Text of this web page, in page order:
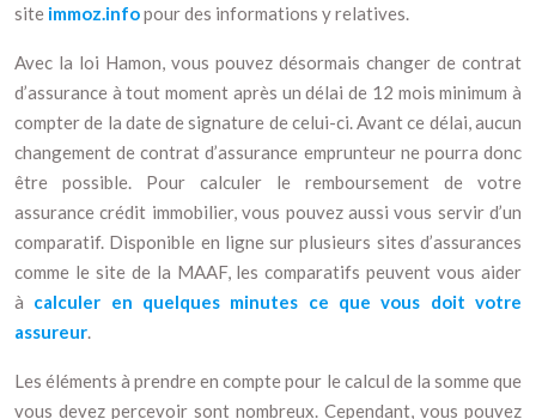
site immoz.infopour des informations y relatives.
Avec la loi Hamon, vous pouvez désormais changer de contrat
d’assurance à tout moment après un délai de 12 mois minimum à
compter de la date de signature de celui-ci. Avant ce délai, aucun
changement de contrat d’assurance emprunteur ne pourra donc
être possible. Pour calculer le remboursement de votre
assurance crédit immobilier, vous pouvez aussi vous servir d’un
comparatif. Disponible en ligne sur plusieurs sites d’assurances
comme le site de la MAAF, les comparatifs peuvent vous aider
à calculer en quelques minutes ce que vous doit votre
assureur
Les éléments à prendre en compte pour le calcul de la somme que
vous devez percevoir sont nombreux. Cependant, vous pouvez